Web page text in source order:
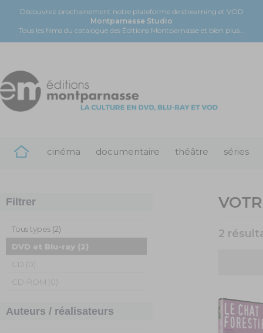
Découvrez prochainement notre plateforme de streaming et VOD
Montparnasse Studio
Tous les films du catalogue des Éditions Montparnasse et bien plus...
cinéma documentaire théâtre séries
Filtrer
Tous types (2)
DVD et Blu-ray (2)
CD (0)
CD-ROM (0)
Auteurs / réalisateurs
2